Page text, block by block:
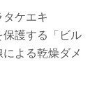
ケエキ
保護する「ビル
よる乾燥ダメ